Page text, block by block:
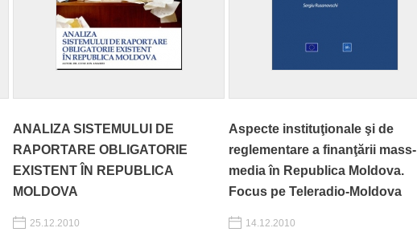
ANALIZA SISTEMULUI DE
RAPORTARE OBLIGATORIE
EXISTENT ÎN REPUBLICA
MOLDOVA
25.12.2010
Aspecte instituţionale şi de
reglementare a finanţării mass-
media în Republica Moldova.
Focus pe Teleradio-Moldova
14.12.2010